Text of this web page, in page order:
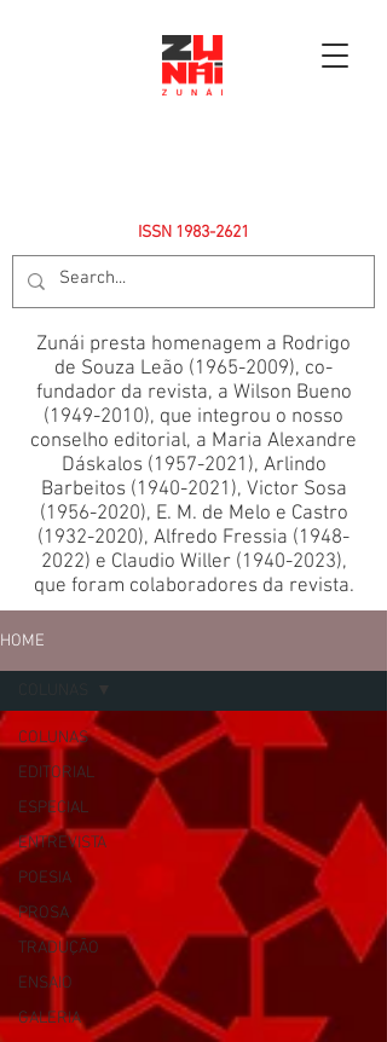
ISSN 1983-2621
Zunái presta homenagem a Rodrigo
de Souza Leão (1965-2009), co-
fundador da revista, a Wilson Bueno
(1949-2010), que integrou o nosso
conselho editorial, a Maria Alexandre
Dáskalos (1957-2021), Arlindo
Barbeitos (1940-2021), Victor Sosa
(1956-2020), E. M. de Melo e Castro
(1932-2020), Alfredo Fressia (1948-
2022) e Claudio Willer (1940-2023),
que foram colaboradores da revista.
HOME
COLUNAS
EDITORIAL
ESPECIAL
ENTREVISTA
POESIA
PROSA
TRADUÇÃO
ENSAIO
GALERIA